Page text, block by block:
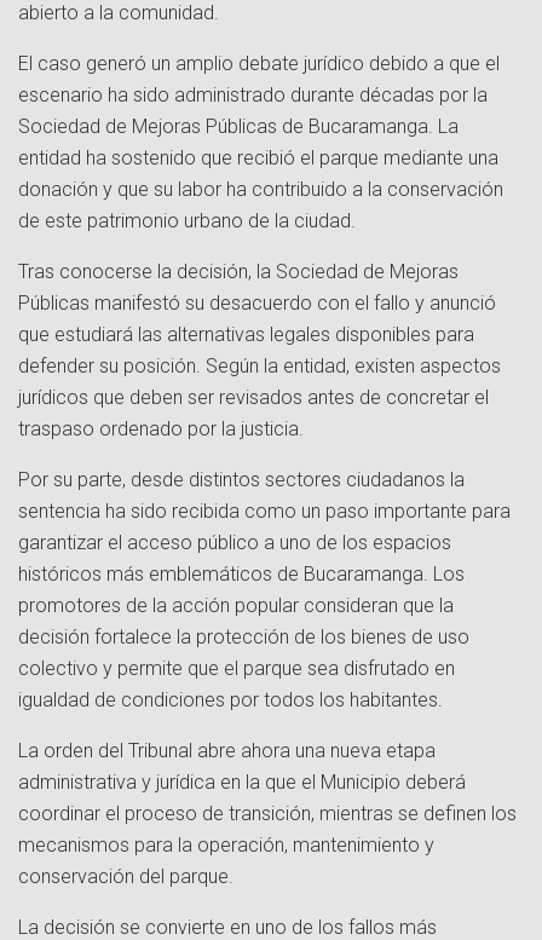
abierto a la comunidad.
El caso generó un amplio debate jurídico debido a que el
escenario ha sido administrado durante décadas por la
Sociedad de Mejoras Públicas de Bucaramanga. La
entidad ha sostenido que recibió el parque mediante una
donación y que su labor ha contribuido a la conservación
de este patrimonio urbano de la ciudad.
Tras conocerse la decisión, la Sociedad de Mejoras
Públicas manifestó su desacuerdo con el fallo y anunció
que estudiará las alternativas legales disponibles para
defender su posición. Según la entidad, existen aspectos
jurídicos que deben ser revisados antes de concretar el
traspaso ordenado por la justicia.
Por su parte, desde distintos sectores ciudadanos la
sentencia ha sido recibida como un paso importante para
garantizar el acceso público a uno de los espacios
históricos más emblemáticos de Bucaramanga. Los
promotores de la acción popular consideran que la
decisión fortalece la protección de los bienes de uso
colectivo y permite que el parque sea disfrutado en
igualdad de condiciones por todos los habitantes.
La orden del Tribunal abre ahora una nueva etapa
administrativa y jurídica en la que el Municipio deberá
coordinar el proceso de transición, mientras se definen los
mecanismos para la operación, mantenimiento y
conservación del parque.
La decisión se convierte en uno de los fallos más